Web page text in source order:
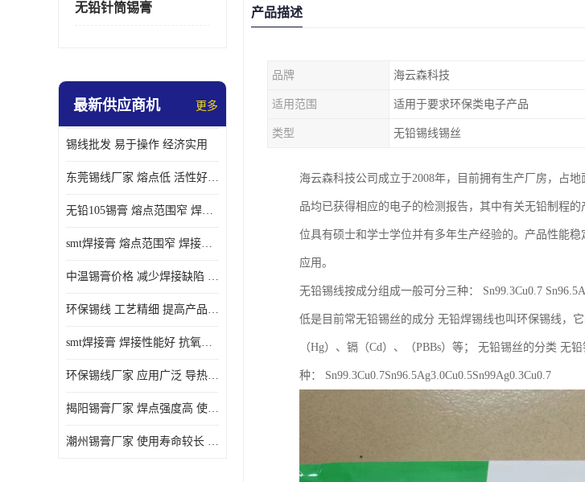
无铅针筒锡膏
最新供应商机 更多
锡线批发 易于操作 经济实用
东莞锡线厂家 熔点低 活性好 提高产品质量
无铅105锡膏 熔点范围窄 焊点强度高 电气性能稳定
smt焊接膏 熔点范围窄 焊接温度低 使用寿命较长
中温锡膏价格 减少焊接缺陷 减少维护成本 抗氧化性能好
环保锡线 工艺精细 提高产品质量
smt焊接膏 焊接性能好 抗氧化性能好 焊接温度低
环保锡线厂家 应用广泛 导热性能好
揭阳锡膏厂家 焊点强度高 使用寿命较长
潮州锡膏厂家 使用寿命较长 电气性能稳定
产品描述
品牌 海云森科技
适用范围 适用于要求环保类电子产品
类型 无铅锡线锡丝
海云森科技公司成立于2008年，目前拥有生产厂房，占
品均已获得相应的电子的检测报告，其中有关无铅制程
位具有硕士和学士学位并有多年生产经验的。产品性能
应用。
无铅锡线按成分组成一般可分三种： Sn99.3Cu0.7
低是目前常无铅锡丝的成分 无铅焊锡线也叫环保锡线，
（Hg）、镉（Cd）、（PBBs）等； 无铅锡丝的分类 无
种： Sn99.3Cu0.7Sn96.5Ag3.0Cu0.5Sn99Ag0.3Cu0.7